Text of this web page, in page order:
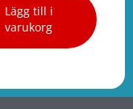
Lägg till i
varukorg